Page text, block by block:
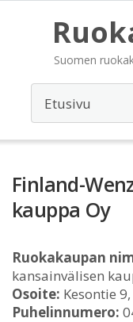
Suomen
Finland-
kauppa Oy
Ruokakaupan
kansainvälisen
Osoite: Kesontie
Puhelinnumero: